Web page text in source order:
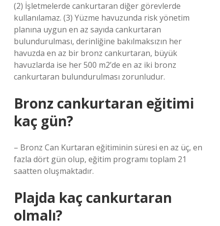
(2) İşletmelerde cankurtaran diğer görevlerde
kullanılamaz. (3) Yüzme havuzunda risk yönetim
planına uygun en az sayıda cankurtaran
bulundurulması, derinliğine bakılmaksızın her
havuzda en az bir bronz cankurtaran, büyük
havuzlarda ise her 500 m2’de en az iki bronz
cankurtaran bulundurulması zorunludur.
Bronz cankurtaran eğitimi
kaç gün?
– Bronz Can Kurtaran eğitiminin süresi en az üç, en
fazla dört gün olup, eğitim programı toplam 21
saatten oluşmaktadır.
Plajda kaç cankurtaran
olmalı?